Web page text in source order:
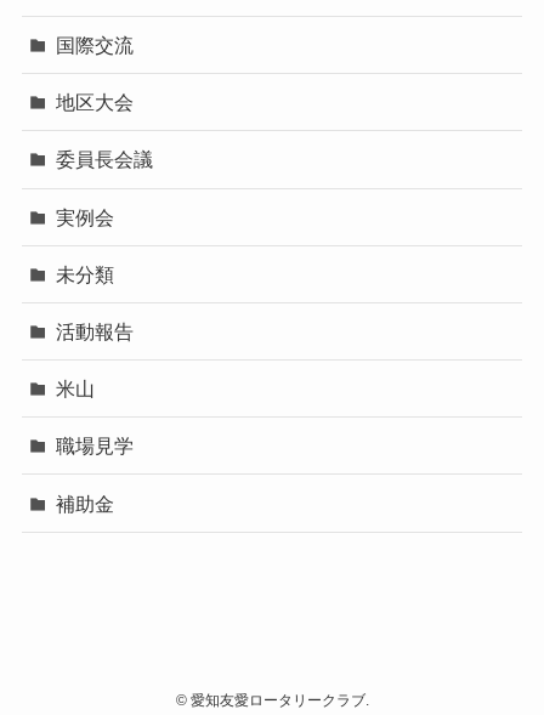
国際交流
地区大会
委員長会議
実例会
未分類
活動報告
米山
職場見学
補助金
©愛知友愛ロータリークラブ.